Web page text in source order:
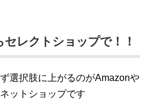
レクトショップで！！
選択肢に上がるのがAmazonや
ットショップです